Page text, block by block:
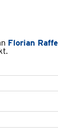
Florian